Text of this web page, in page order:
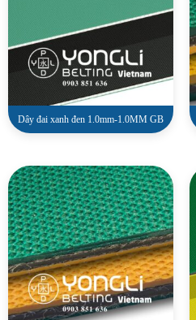
Dây đai xanh đen 1.0mm-1.0MM GB